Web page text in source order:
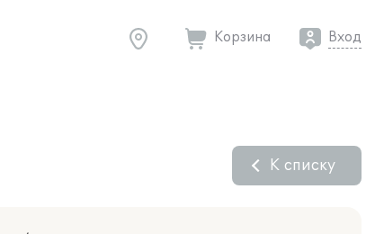
Корзина Вход
К списку